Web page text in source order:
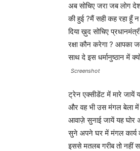
अब सोचिए जरा जब लोग
की हुई ?मैं सही कह रहा हूँ
दिया ख़ुद सोचिए
रक्षा कौन करेगा ? आपका
साथ दे इस धर्मानुष्ठान में
Screenshot
ट्रेन एक्सीडेंट में मारे जायें
और वह भी उस मंगल बेला में
आवाज़े सुनाई जायें यह घोर
सुने अपने घर में मंगल कार्य
इससे मतलब गरीब तो नहीं